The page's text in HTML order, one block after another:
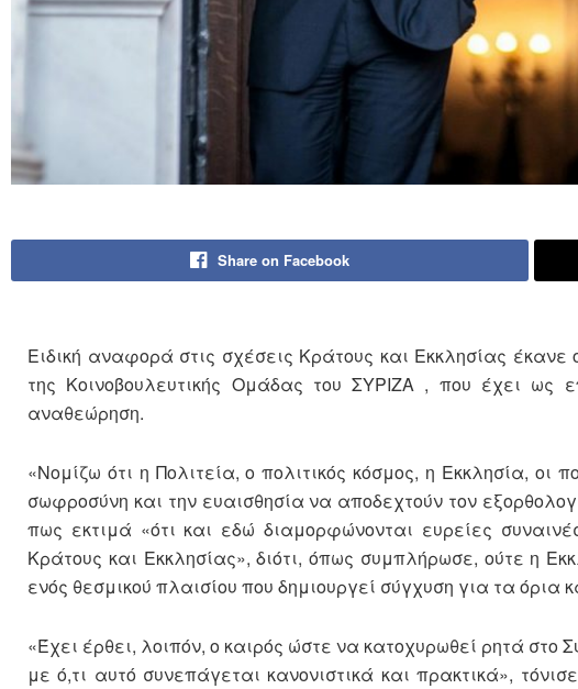
Share on Facebook
Ειδική αναφορά στις σχέσεις Κράτους και Εκκλησίας
της Κοινοβουλευτικής Ομάδας του ΣΥΡΙΖΑ , που έχει ως
αναθεώρηση.
«Νομίζω ότι η Πολιτεία, ο πολιτικός κόσμος, η Εκκλησία,
σωφροσύνη και την ευαισθησία να αποδεχτούν τον
πως εκτιμά «ότι και εδώ διαμορφώνονται ευρείες
Κράτους και Εκκλησίας», διότι, όπως συμπλήρωσε, ούτε η
ενός θεσμικού πλαισίου που δημιουργεί σύγχυση για τα όρια
«Έχει έρθει, λοιπόν, ο καιρός ώστε να κατοχυρωθεί ρητά στο
με ό,τι αυτό συνεπάγεται κανονιστικά και πρακτικά»,